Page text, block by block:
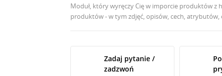
Moduł, który wyręczy Cię w imporcie produktów z
produktów - w tym zdjęć, opisów, cech, atrybutów,
Zadaj pytanie /
zadzwoń